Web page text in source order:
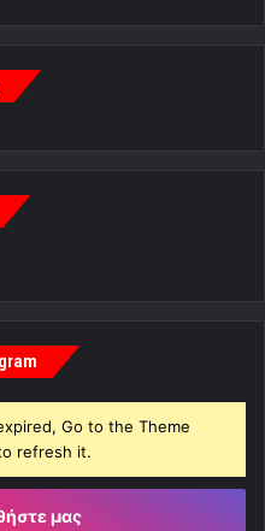
Go to the Theme
refresh it.
μας